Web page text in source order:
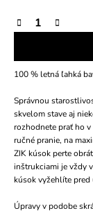
100 % letná ľahká
Správnou
skvelom stave aj
rozhodnete prať ho
ručné pranie, na
ZIK kúsok perte
inštrukciami je vždy
kúsok vyžehlíte pred
Úpravy v podobe